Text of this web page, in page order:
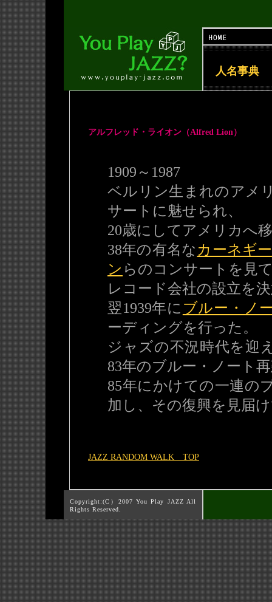
人名事典
アルフレッド・ライオン（Alfred Lion）
1909～1987
ベルリン生まれのアメ
サートに魅せられ、
20歳にしてアメリカへ
38年の有名な カーネギ
ン らのコンサートを見
レコード会社の設立を
翌1939年に ブルー・ノ
ーディングを行った。
ジャズの不況時代を迎
83年のブルー・ノート
85年にかけての一連の
加し、その復興を見届
JAZZ RANDOM WALK TOP
Copyright:(C）2007 You Play JAZZ All
Rights Reserved.